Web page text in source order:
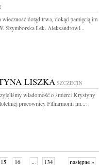
wieczność dotąd trwa, dokąd pamięcią im
Szymborska Lek. Aleksandrowi...
LISZKASZCZECIN
wiadomość o śmierci Krystyny
pracownicy Filharmonii im....
15 16 ... 134 następne »